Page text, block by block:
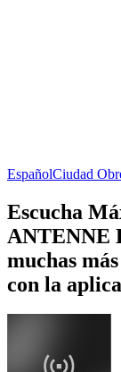
EspañolCiudad
Escucha
ANTENNE
muchas
con la